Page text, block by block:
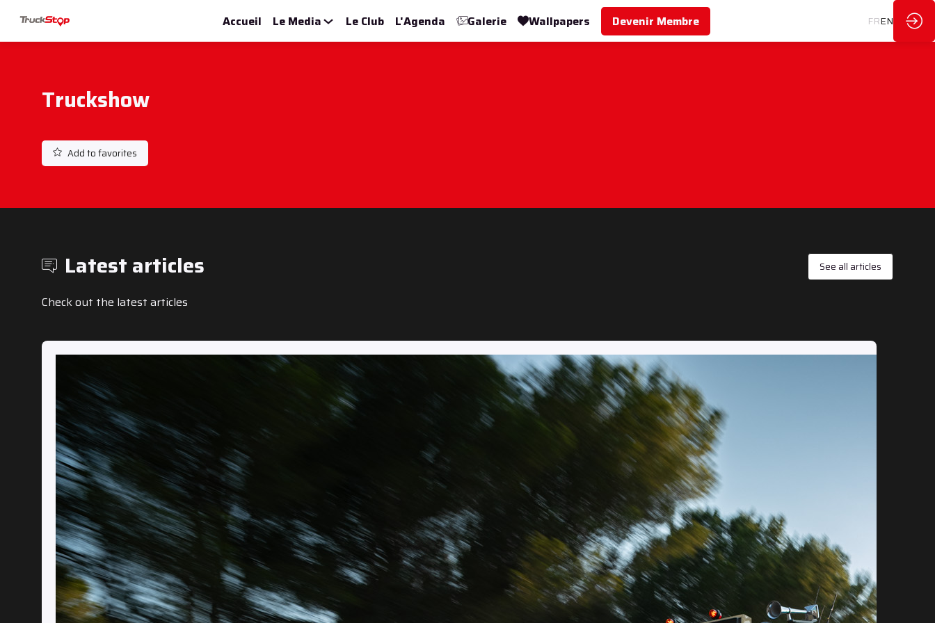
Accueil Le Media Le Club L'Agenda Galerie Wallpapers Devenir Membre FREN
Truckshow
Add to favorites
Latest articles See all articles
Check out the latest articles